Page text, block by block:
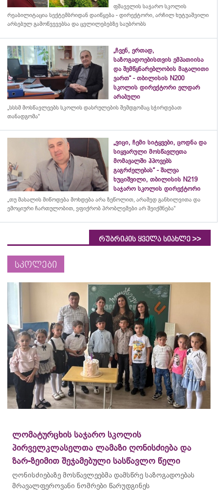
ფშაველის საჯარო სკოლის
რეაბილიტაცია სექტემბრიდან დაიწყება - დირექტორი, არჩილ ხუტუაშვილი
არსებულ გამოწვევებსა და ცვლილებებზე საუბრობს
„ჩვენ, ერთად,
საზოგადოებისთვის ემპათიისა
და შემწყნარებლობის მაგალითი
ვართ“ - თბილისის N200
სკოლის დირექტორი ელდარ
არაბული
„სსსმ მოსწავლეებს სკოლის დასრულების შემდგომაც სჭირდებათ
თანადგომა“
„ვიცი, ჩემი სიტყვები, ცოდნა და
სიყვარული მოსწავლეთა
მომავალში ჰპოვებს
გაგრძელებას“ - შალვა
ხუციშვილი, თბილისის N219
საჯარო სკოლის დირექტორი
„თუ მასალის მიწოდება მოხდება არა ზეწოლით, არამედ განხილვითა და
ემოციური ჩართულობით, ვფიქრობ პრობლემები არ შეიქმნება“
რუბრიკის ყველა სიახლე >>
სკოლები
ლომატურცხის საჯარო სკოლის
პირველკლასელთა ლამაზი ღონისძიება და
ზარ-ზეიმით შეჯამებული სასწავლო წელი
ღონისძიებაზე მოსწავლეებმა დამსწრე საზოგადოებას
მრავალფეროვანი ნომრები წარუდგინეს